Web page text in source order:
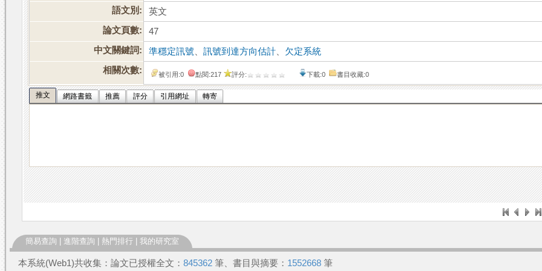
語文別:
英文
論文頁數:
47
中文關鍵詞:
準穩定訊號 、訊號到達方向估計
欠定系統
相關次數:
被引用:0 點閱:217 評分: 下載:0 書目收藏:0
推文 網路書籤 推薦 評分 引用網址 轉寄
簡易查詢 進階查詢 熱門排行 我的研究室
本系統(Web1)共收集：論文已授權全文： 845362 筆、書目與摘要： 1552668 筆